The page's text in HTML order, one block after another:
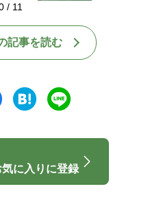
/ 11
記事を読む
に入りに登録